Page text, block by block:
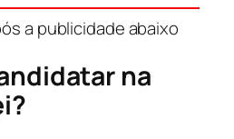
a publicidade abaixo
na